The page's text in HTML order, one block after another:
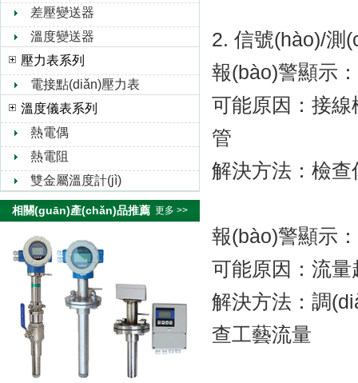
差壓變送器
溫度變送器
壓力表系列
電接點(diǎn)壓力表
溫度儀表系列
熱電偶
熱電阻
雙金屬溫度計(jì)
相關(guān)產(chǎn)品推薦 更多 >>
2. 信號(hào)/測
報(bào)警顯示
可能原因：接線
管
解決方法：檢查
報(bào)警顯示
可能原因：流量
解決方法：調
查工藝流量